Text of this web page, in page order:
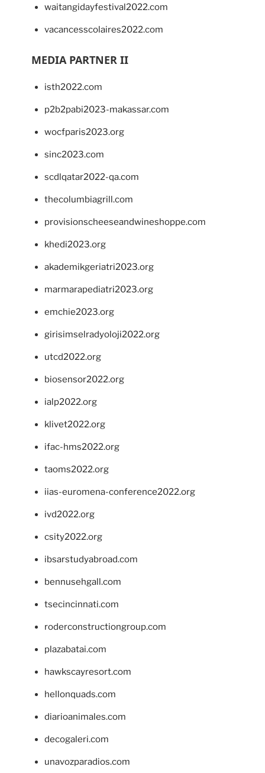
waitangidayfestival2022.com
vacancesscolaires2022.com
MEDIA PARTNER II
isth2022.com
p2b2pabi2023-makassar.com
wocfparis2023.org
sinc2023.com
scdlqatar2022-qa.com
thecolumbiagrill.com
provisionscheeseandwineshoppe.com
khedi2023.org
akademikgeriatri2023.org
marmarapediatri2023.org
emchie2023.org
girisimselradyoloji2022.org
utcd2022.org
biosensor2022.org
ialp2022.org
klivet2022.org
ifac-hms2022.org
taoms2022.org
iias-euromena-conference2022.org
ivd2022.org
csity2022.org
ibsarstudyabroad.com
bennusehgall.com
tsecincinnati.com
roderconstructiongroup.com
plazabatai.com
hawkscayresort.com
hellonquads.com
diarioanimales.com
decogaleri.com
unavozparadios.com